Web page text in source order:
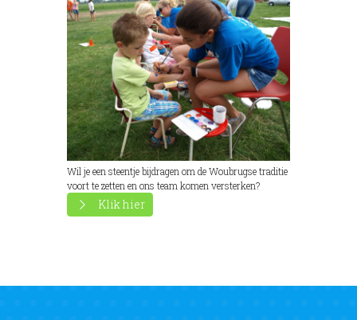
Wil je een steentje bijdragen om de Woubrugse traditie
voort te zetten en ons team komen versterken?
Klik hier